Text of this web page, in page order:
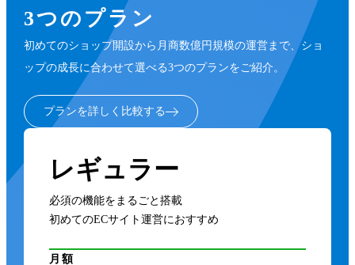
3つのプラン
初めてのショップ開設から月商数億円規模の運営まで、ショ
ップの成長に合わせて選べる3つのプランをご紹介。
プランを詳しく比較する
レギュラー
必須の機能をまるごと搭載
初めてのECサイト運営におすすめ
月額